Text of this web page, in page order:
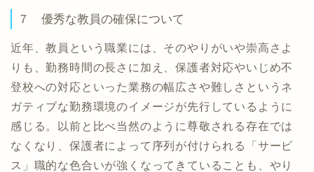
７ 優秀な教員の確保について
近年、教員という職業には、そのやりがいや崇高さよ
りも、勤務時間の長さに加え、保護者対応やいじめ不
登校への対応といった業務の幅広さや難しさというネ
ガティブな勤務環境のイメージが先行しているように
感じる。以前と比べ当然のように尊敬される存在では
なくなり、保護者によって序列が付けられる「サービ
ス」職的な色合いが強くなってきていることも、やり